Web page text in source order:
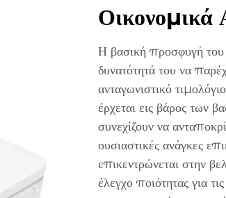
Η βασική προσφυγή του
δυνατότητά του να
ανταγωνιστικό
έρχεται εις βάρος των
συνεχίζουν να
ουσιαστικές ανάγκες
επικεντρώνεται στην
έλεγχο ποιότητας για